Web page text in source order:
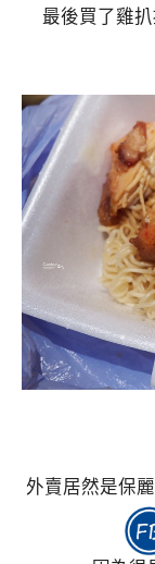
最後買了雞
外賣居然是保